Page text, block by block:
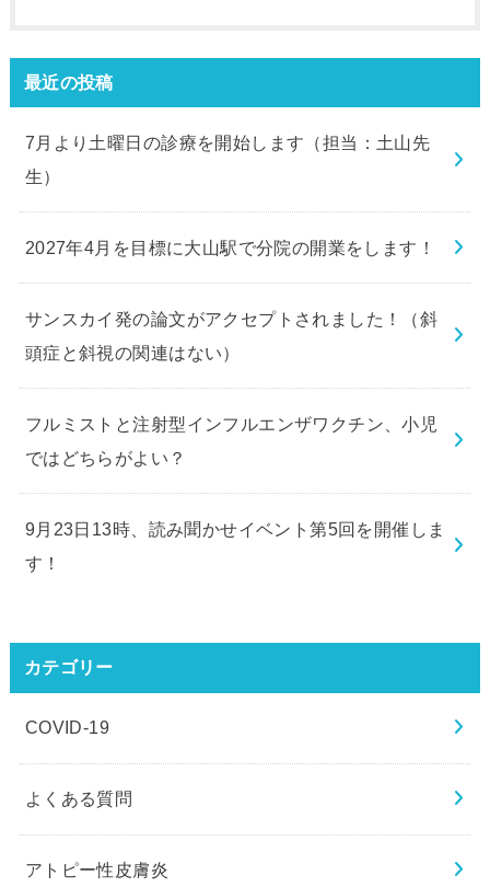
最近の投稿
7月より土曜日の診療を開始します（担当：土山先
生）
2027年4月を目標に大山駅で分院の開業をします！
サンスカイ発の論文がアクセプトされました！（斜
頭症と斜視の関連はない）
フルミストと注射型インフルエンザワクチン、小児
ではどちらがよい？
9月23日13時、読み聞かせイベント第5回を開催しま
す！
カテゴリー
COVID-19
よくある質問
アトピー性皮膚炎